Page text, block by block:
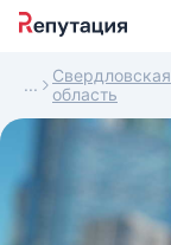
Свердловская
область